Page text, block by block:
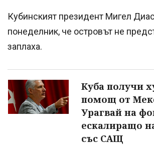
Кубинският президент Мигел
понеделник, че островът не
заплаха.
Куба получи
помощ от
Урагвай на
ескалиращо
със САЩ